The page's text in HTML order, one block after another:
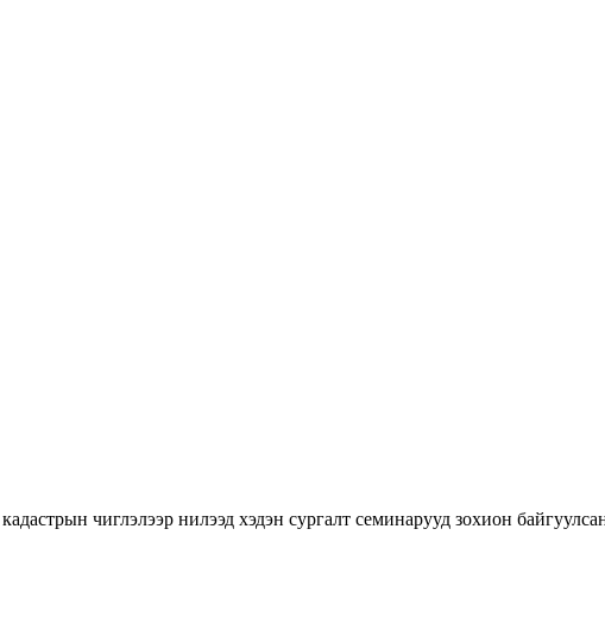
чиглэлээр нилээд хэдэн сургалт семинарууд зохион